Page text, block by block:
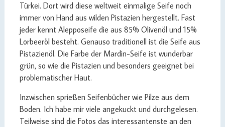
Türkei. Dort wird diese weltweit einmalige Seife noch
immer von Hand aus wilden Pistazien hergestellt. Fast
jeder kennt Alepposeife die aus 85% Olivenöl und 15%
Lorbeeröl besteht. Genauso traditionell ist die Seife aus
Pistazienöl. Die Farbe der Mardin-Seife ist wunderbar
grün, so wie die Pistazien und besonders geeignet bei
problematischer Haut.
Inzwischen sprießen Seifenbücher wie Pilze aus dem
Boden. Ich habe mir viele angekuckt und durchgelesen.
Teilweise sind die Fotos das interessantenste an den